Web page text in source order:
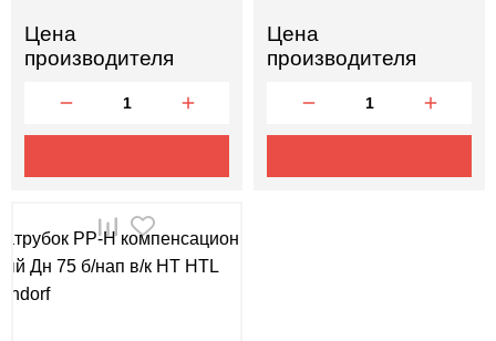
Цена
производителя
Цена
производителя